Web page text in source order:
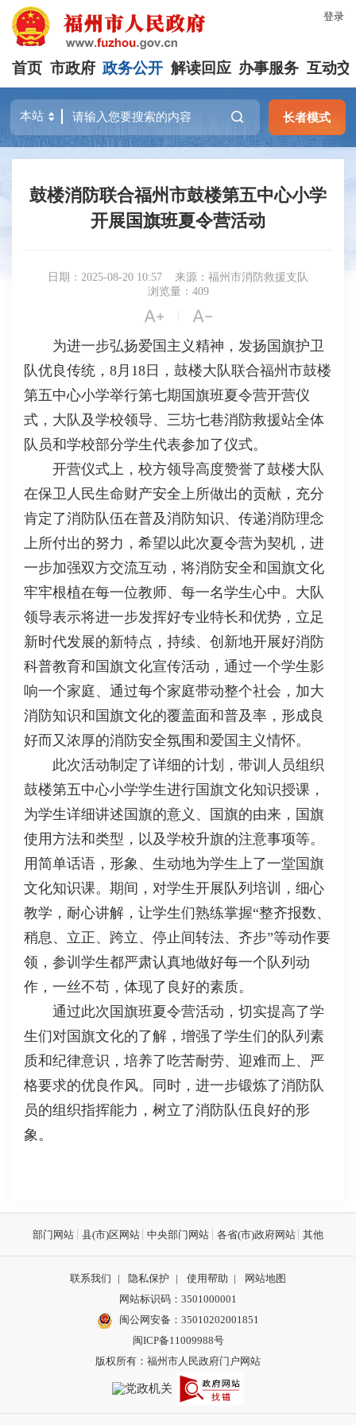
登录
首页 市政府 政务公开 解读回应 办事服务 互动交
长者模式
鼓楼消防联合福州市鼓楼第五中心小学
开展国旗班夏令营活动
日期：2025-08-20 10:57
来源：福州市消防救援支队
浏览量：409
 | 
为进一步弘扬爱国主义精神，发扬国旗护卫
队优良传统，8月18日，鼓楼大队联合福州市鼓楼
第五中心小学举行第七期国旗班夏令营开营仪
式，大队及学校领导、三坊七巷消防救援站全体
队员和学校部分学生代表参加了仪式。
开营仪式上，校方领导高度赞誉了鼓楼大队
在保卫人民生命财产安全上所做出的贡献，充分
肯定了消防队伍在普及消防知识、传递消防理念
上所付出的努力，希望以此次夏令营为契机，进
一步加强双方交流互动，将消防安全和国旗文化
牢牢根植在每一位教师、每一名学生心中。大队
领导表示将进一步发挥好专业特长和优势，立足
新时代发展的新特点，持续、创新地开展好消防
科普教育和国旗文化宣传活动，通过一个学生影
响一个家庭、通过每个家庭带动整个社会，加大
消防知识和国旗文化的覆盖面和普及率，形成良
好而又浓厚的消防安全氛围和爱国主义情怀。
此次活动制定了详细的计划，带训人员组织
鼓楼第五中心小学学生进行国旗文化知识授课，
为学生详细讲述国旗的意义、国旗的由来，国旗
使用方法和类型，以及学校升旗的注意事项等。
用简单话语，形象、生动地为学生上了一堂国旗
文化知识课。期间，对学生开展队列培训，细心
教学，耐心讲解，让学生们熟练掌握“整齐报数、
稍息、立正、跨立、停止间转法、齐步”等动作要
领，参训学生都严肃认真地做好每一个队列动
作，一丝不苟，体现了良好的素质。
通过此次国旗班夏令营活动，切实提高了学
生们对国旗文化的了解，增强了学生们的队列素
质和纪律意识，培养了吃苦耐劳、迎难而上、严
格要求的优良作风。同时，进一步锻炼了消防队
员的组织指挥能力，树立了消防队伍良好的形
象。
部门网站 县(市)区网站 中央部门网站 各省(市)政府网站 其他
联系我们 | 隐私保护 | 使用帮助 |
网站地图
网站标识码：3501000001
闽公网安备： 35010202001851
闽ICP备11009988号
版权所有：福州市人民政府门户网站